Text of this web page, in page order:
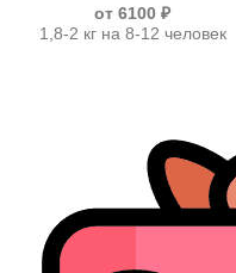
от 6100 ₽
1,8-2 кг на 8-12 человек